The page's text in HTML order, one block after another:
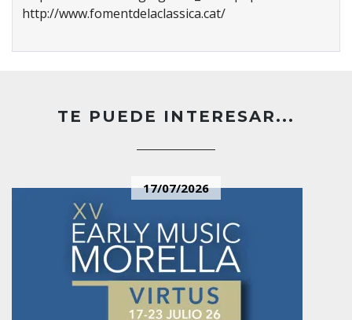
http://www.fomentdelaclassica.cat/
TE PUEDE INTERESAR...
17/07/2026